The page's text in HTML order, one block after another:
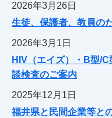
2026年3月26日
生徒、保護者、教員の
2026年3月1日
HIV（エイズ）・B型/
談検査のご案内
2025年12月1日
福井県と民間企業等と